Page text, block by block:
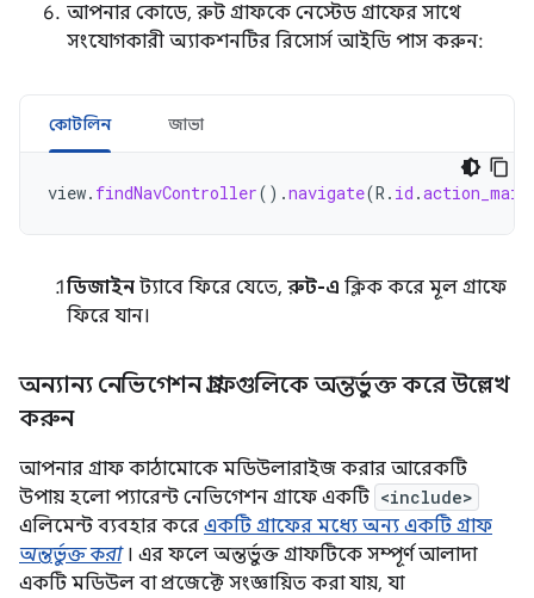
আপনার কোডে, রুট গ্রাফকে নেস্টেড গ্রাফের সাথে
সংযোগকারী অ্যাকশনটির রিসোর্স আইডি পাস করুন:
কোটলিন জাভা
view. findNavController().navigate(R . id .
ডিজাইন ট্যাবে ফিরে যেতে, রুট-এ ক্লিক করে মূল গ্রাফে
ফিরে যান।
অন্যান্য নেভিগেশন গ্রাফগুলিকে অন্তর্ভুক্ত করে উল্লেখ
করুন
আপনার গ্রাফ কাঠামোকে মডিউলারাইজ করার আরেকটি
উপায় হলো প্যারেন্ট নেভিগেশন গ্রাফে একটি <include>
এলিমেন্ট ব্যবহার করে একটি গ্রাফের মধ্যে অন্য একটি গ্রাফ
অন্তর্ভুক্ত করা। এর ফলে অন্তর্ভুক্ত গ্রাফটিকে সম্পূর্ণ আলাদা
একটি মডিউল বা প্রজেক্টে সংজ্ঞায়িত করা যায়, যা